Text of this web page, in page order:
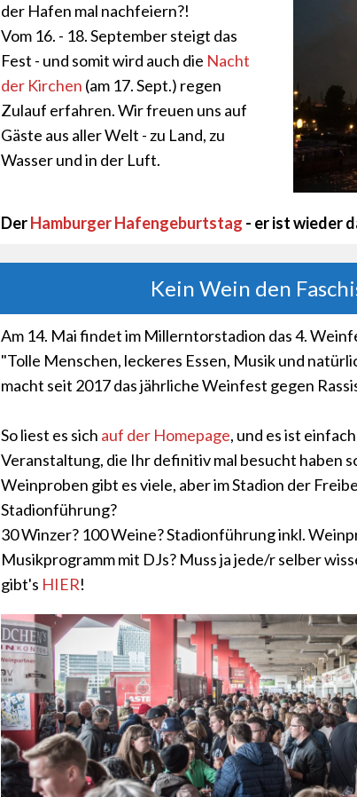
der Hafen mal nachfeiern?!
Vom 16. - 18. September steigt das
Fest - und somit wird auch die Nacht
der Kirchen (am 17. Sept.) regen
Zulauf erfahren. Wir freuen uns auf
Gäste aus aller Welt - zu Land, zu
Wasser und in der Luft.
DerHamburger Hafengeburtstag - er ist wieder
Kein Wein den
Am 14. Mai findet im Millerntorstadion das 4.
"Tolle Menschen, leckeres Essen, Musik und
macht seit 2017 das jährliche Weinfest gegen
So liest es sich auf der Homepage, und es ist
Veranstaltung, die Ihr definitiv mal besucht haben
Weinproben gibt es viele, aber im Stadion der
Stadionführung?
30 Winzer? 100 Weine? Stadionführung inkl.
Musikprogramm mit DJs? Muss ja jede/r selber
gibt's HIER!